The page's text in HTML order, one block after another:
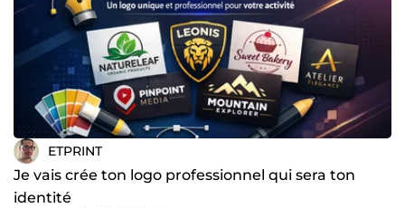
ETPRINT
Je vais crée ton logo professionnel qui sera ton
identité